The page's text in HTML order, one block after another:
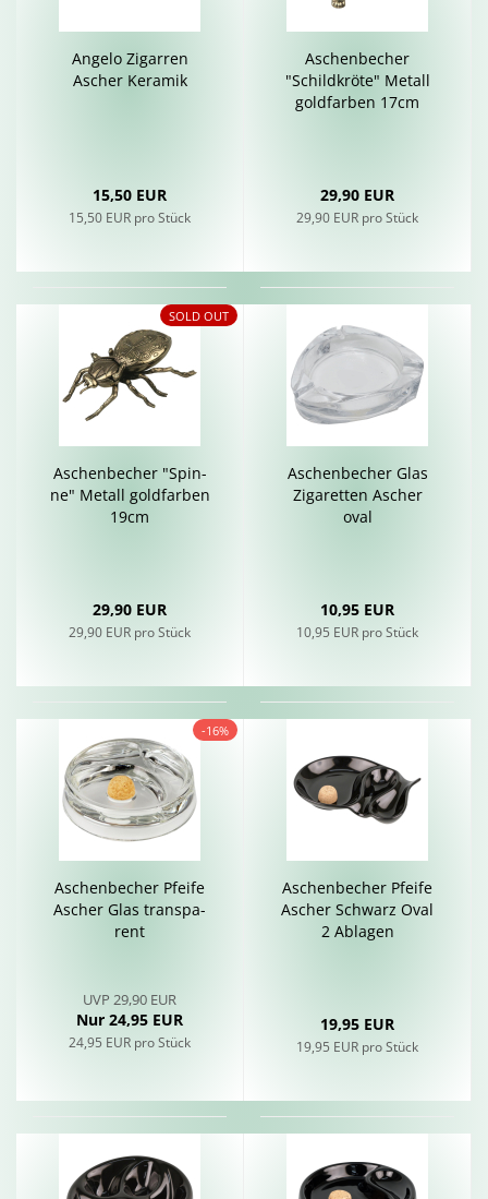
An­ge­lo Zi­gar­ren
Ascher Ke­ra­mik
15,50 EUR
15,50 EUR pro Stück
Aschen­be­cher
"Schild­krö­te" Me­tall
gold­far­ben 17cm
29,90 EUR
29,90 EUR pro Stück
SOLD OUT
Aschen­be­cher "Spin­
ne" Me­tall gold­far­ben
19cm
29,90 EUR
29,90 EUR pro Stück
Aschen­be­cher Glas
Zi­ga­ret­ten Ascher
oval
10,95 EUR
10,95 EUR pro Stück
-16%
Aschen­be­cher Pfei­fe
Ascher Glas trans­pa­
rent
UVP 29,90 EUR
Nur 24,95 EUR
24,95 EUR pro Stück
Aschen­be­cher Pfei­fe
Ascher Schwarz Oval
2 Ab­la­gen
19,95 EUR
19,95 EUR pro Stück